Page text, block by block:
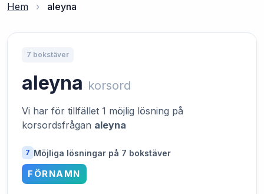
Hem › aleyna
7 bokstäver
aleyna korsord
Vi har för tillfället 1 möjlig lösning på
korsordsfrågan aleyna
7 Möjliga lösningar på 7 bokstäver
FÖRNAMN